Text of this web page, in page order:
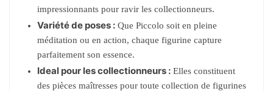
impressionnants pour ravir les collectionneurs.
Variété de poses : Que Piccolo soit en pleine
méditation ou en action, chaque figurine capture
parfaitement son essence.
Ideal pour les collectionneurs : Elles constituent
des pièces maîtresses pour toute collection de figurines